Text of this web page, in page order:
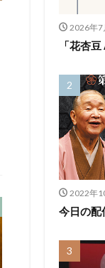
2026年7
「花杏
2022年
今日の配